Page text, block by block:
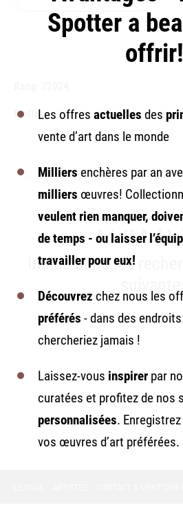
Spotter a
offrir!
Les offres actuelles des
vente d’art dans le monde
Milliers enchères par an
milliers œuvres!
veulent rien manquer,
de temps - ou laisser
travailler pour eux!
Découvrez chez nous les
préférés - dans des
chercheriez jamais !
Laissez-vous inspirer par
curatées et profitez de nos
personnalisées.
vos œuvres d’art préférées.
0 offres (dans les 12 derniers mois)
Adolf
Inclus dans les